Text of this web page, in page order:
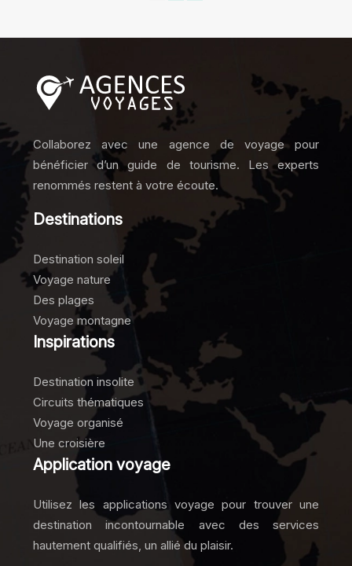
Collaborez avec une agence de voyage pour
bénéficier d’un guide de tourisme. Les experts
renommés restent à votre écoute.
Destinations
Destination soleil
Voyage nature
Des plages
Voyage montagne
Inspirations
Destination insolite
Circuits thématiques
Voyage organisé
Une croisière
Application voyage
Utilisez les applications voyage pour trouver une
destination incontournable avec des services
hautement qualifiés, un allié du plaisir.